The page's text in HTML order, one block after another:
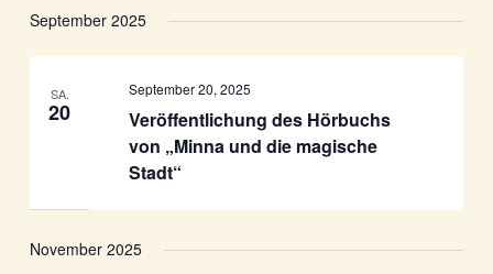
September 2025
SA.
20
Veröffentlichung des Hörbuchs
von „Minna und die magische
Stadt“
September 20, 2025
November 2025